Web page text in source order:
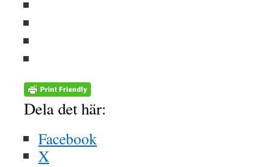
Dela det här:
Facebook
X